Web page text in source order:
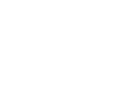
Code